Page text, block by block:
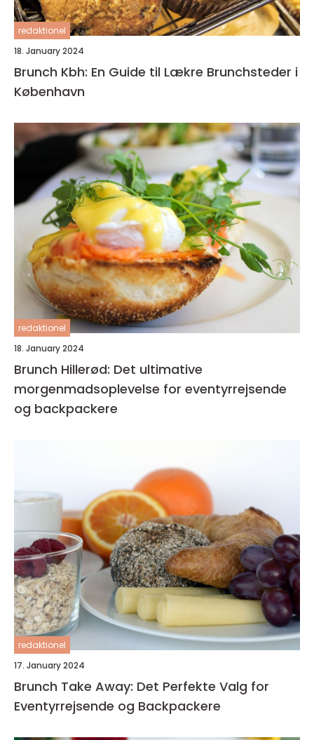
redaktionel
18. January 2024
Brunch Kbh: En Guide til Lækre Brunchsteder i
København
redaktionel
18. January 2024
Brunch Hillerød: Det ultimative
morgenmadsoplevelse for eventyrrejsende
og backpackere
redaktionel
17. January 2024
Brunch Take Away: Det Perfekte Valg for
Eventyrrejsende og Backpackere